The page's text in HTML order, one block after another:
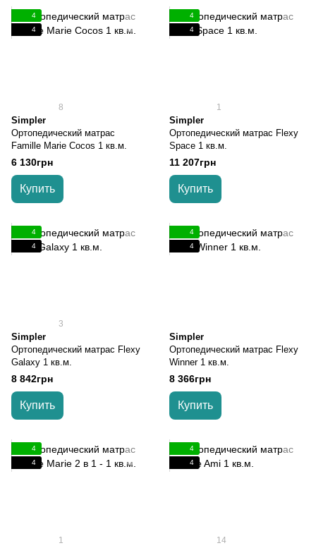
4
4
8
Simpler
Ортопедический матрас
Famille Marie Cocos 1 кв.м.
6 130грн
Купить
4
4
1
Simpler
Ортопедический матрас Flexy
Space 1 кв.м.
11 207грн
Купить
4
4
3
Simpler
Ортопедический матрас Flexy
Galaxy 1 кв.м.
8 842грн
Купить
4
4
Simpler
Ортопедический матрас Flexy
Winner 1 кв.м.
8 366грн
Купить
4
4
1
4
4
14